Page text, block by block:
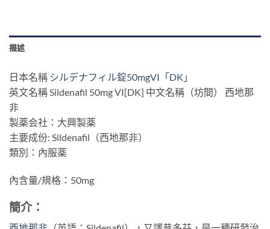
描述
日本名稱 シルデナフィル錠50mgVI「DK 」
英文名稱 Sildenafil 50mg VI[DK] 中文名稱（坊間） 西地那
非
製薬会社：大興製薬
主要成份: Sildenafil（西地那非）
類別：內服薬
內含量/規格：50mg
簡介：